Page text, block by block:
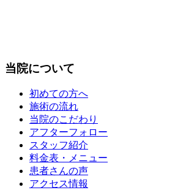
当院について
初めての方へ
施術の流れ
当院のこだわり
アフターフォロー
スタッフ紹介
料金表・メニュー
患者さんの声
アクセス情報